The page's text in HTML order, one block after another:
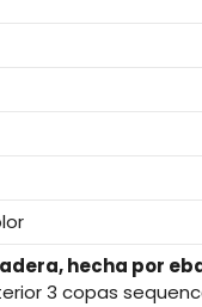
hecha por
3 copas